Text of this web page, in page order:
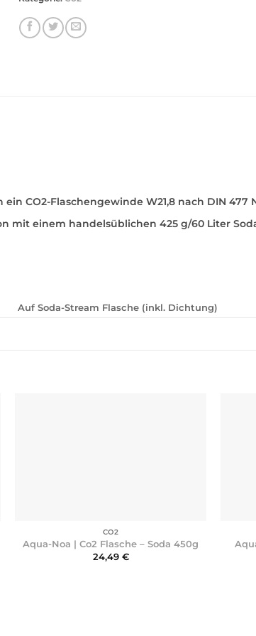
CO2-Flaschengewinde W21,8 nach DIN 477
mit einem handelsüblichen 425 g/60 Liter
Auf Soda-Stream Flasche (inkl. Dichtung)
CO2
Aqua-Noa | Co2 Flasche – Soda 450g
24,49 €